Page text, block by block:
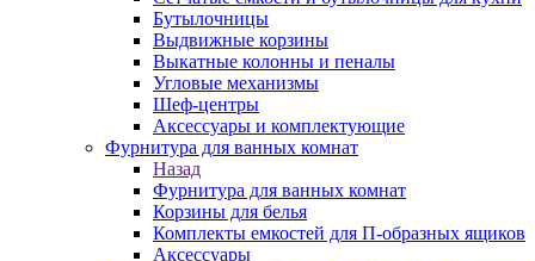
Бутылочницы
Выдвижные корзины
Выкатные колонны и пеналы
Угловые механизмы
Шеф-центры
Аксессуары и комплектующие
Фурнитура для ванных комнат
Назад
Фурнитура для ванных комнат
Корзины для белья
Комплекты емкостей для П-образных ящиков
Аксессуары